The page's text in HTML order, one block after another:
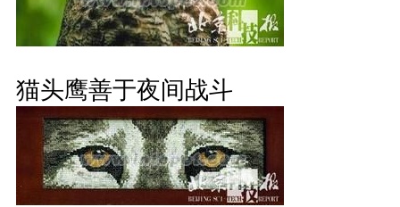
猫头鹰善于夜间战斗